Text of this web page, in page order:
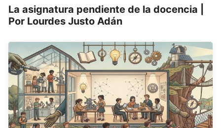
La asignatura pendiente de la docencia |
Por Lourdes Justo Adán